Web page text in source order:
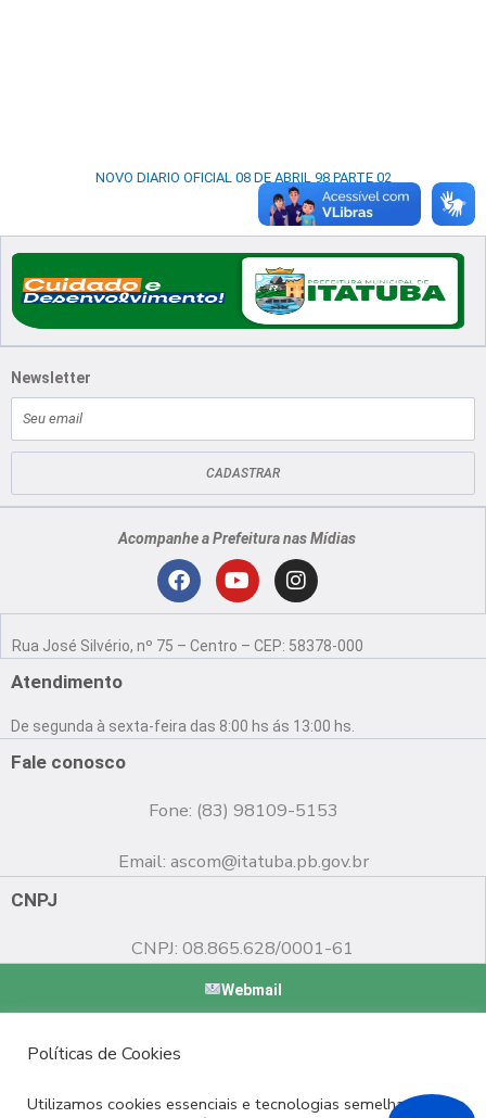
NOVO DIARIO OFICIAL 08 DE ABRIL 98 PARTE 02
Newsletter
mail
CADASTRAR
Acompanhe a Prefeitura nas Mídias
F
c
o
o
Y
u
b
e
I
n
s
g
r
Rua José Silvério, nº 75 – Centro – CEP: 58378-000
Atendimento
De segunda à sexta-feira das 8:00 hs ás 13:00 hs.
Fale conosco
Fone: (83) 98109-5153
Email: ascom@itatuba.pb.gov.br
CNPJ
CNPJ: 08.865.628/0001-61
Webmail
Políticas de Cookies
Utilizamos cookies essenciais e tecnologias semelhantes de